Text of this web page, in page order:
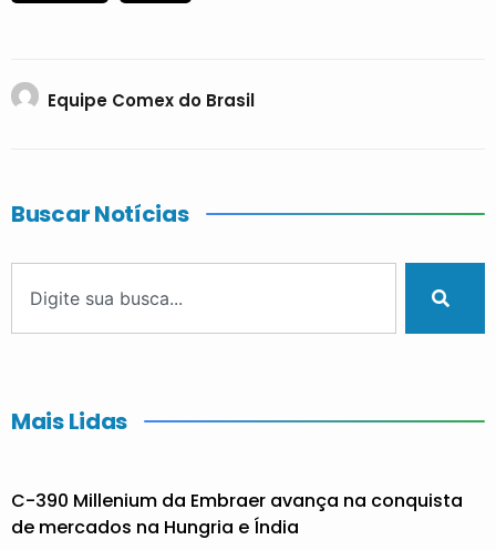
Equipe Comex do Brasil
Buscar Notícias
Mais Lidas
C-390 Millenium da Embraer avança na conquista
de mercados na Hungria e Índia